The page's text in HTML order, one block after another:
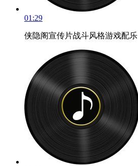
01:29
侠隐阁宣传片战斗风格游戏配乐